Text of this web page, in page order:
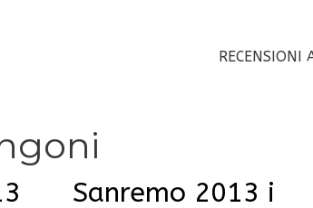
RECENSIONI
Sanremo 2013 i